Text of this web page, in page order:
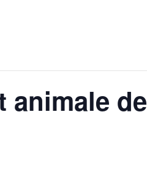
animale de